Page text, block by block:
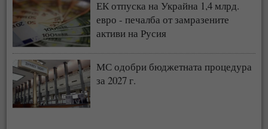
ЕК отпуска на Украйна 1,4 млрд.
евро - печалба от замразените
активи на Русия
МС одобри бюджетната процедура
за 2027 г.